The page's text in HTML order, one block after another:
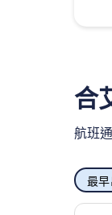
合
航班
最